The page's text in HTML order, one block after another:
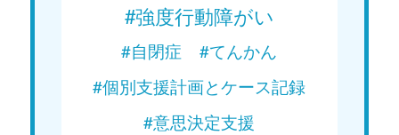
#強度行動障がい
#自閉症
#てんかん
#個別支援計画とケース記録
#意思決定支援